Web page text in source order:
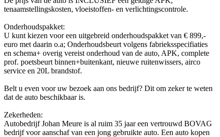
tenaamstellingskosten, vloeistoffen- en verlichtingscontrole.
Onderhoudspakket:
U kunt kiezen voor een uitgebreid onderhoudspakket van € 899,-
euro met daarin o.a; Onderhoudsbeurt volgens fabrieksspecifiaties
en schema+ overig vereist onderhoud van de auto, APK, complete
prof. poetsbeurt binnen+buitenkant, nieuwe ruitenwissers, airco
service en 20L brandstof.
Belt u even voor uw bezoek aan ons bedrijf? Dit om zeker te weten
dat de auto beschikbaar is.
Zekerheden:
Autobedrijf Johan Meure is al ruim 35 jaar een vertrouwd BOVAG
bedrijf voor aanschaf van een jong gebruikte auto. Een auto kopen